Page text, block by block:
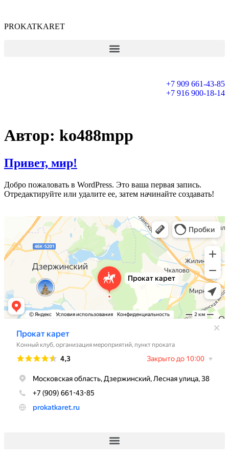
PROKATKARET
+7 909 661-43-85
+7 916 900-18-14
Автор: ko488mpp
Привет, мир!
Добро пожаловать в WordPress. Это ваша первая запись.
Отредактируйте или удалите ее, затем начинайте создавать!